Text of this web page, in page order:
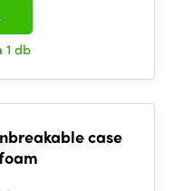
1 db
case